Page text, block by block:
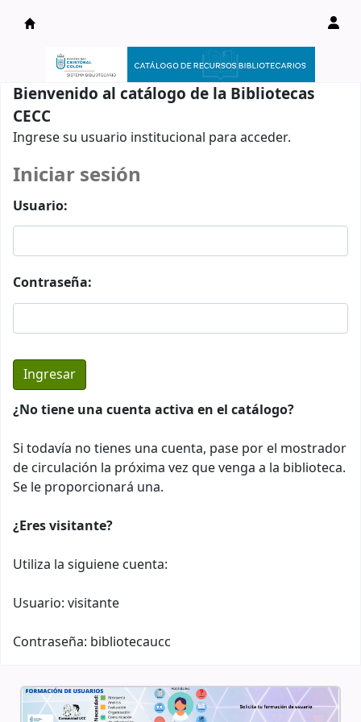
Catálogo en línea
Bienvenido al catálogo de la Bibliotecas
CECC
Ingrese su usuario institucional para acceder.
Iniciar sesión
Usuario:
Contraseña:
¿No tiene una cuenta activa en el catálogo?
Si todavía no tienes una cuenta, pase por el mostrador
de circulación la próxima vez que venga a la biblioteca.
Se le proporcionará una.
¿Eres visitante?
Utiliza la siguiene cuenta:
Usuario: visitante
Contraseña: bibliotecaucc